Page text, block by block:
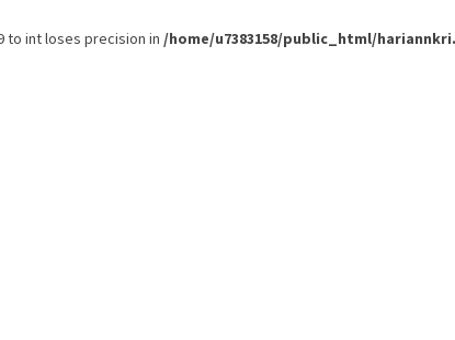
to int loses precision in /home/u7383158/public_html/